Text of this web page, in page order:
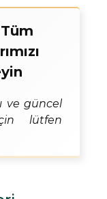
ve güncel
lütfen